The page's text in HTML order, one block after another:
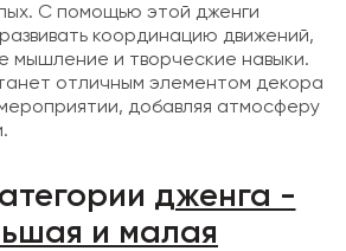
С помощью этой дженги
координацию движений,
мышление и творческие навыки.
отличным элементом декора
добавляя атмосферу
дженга -
и малая